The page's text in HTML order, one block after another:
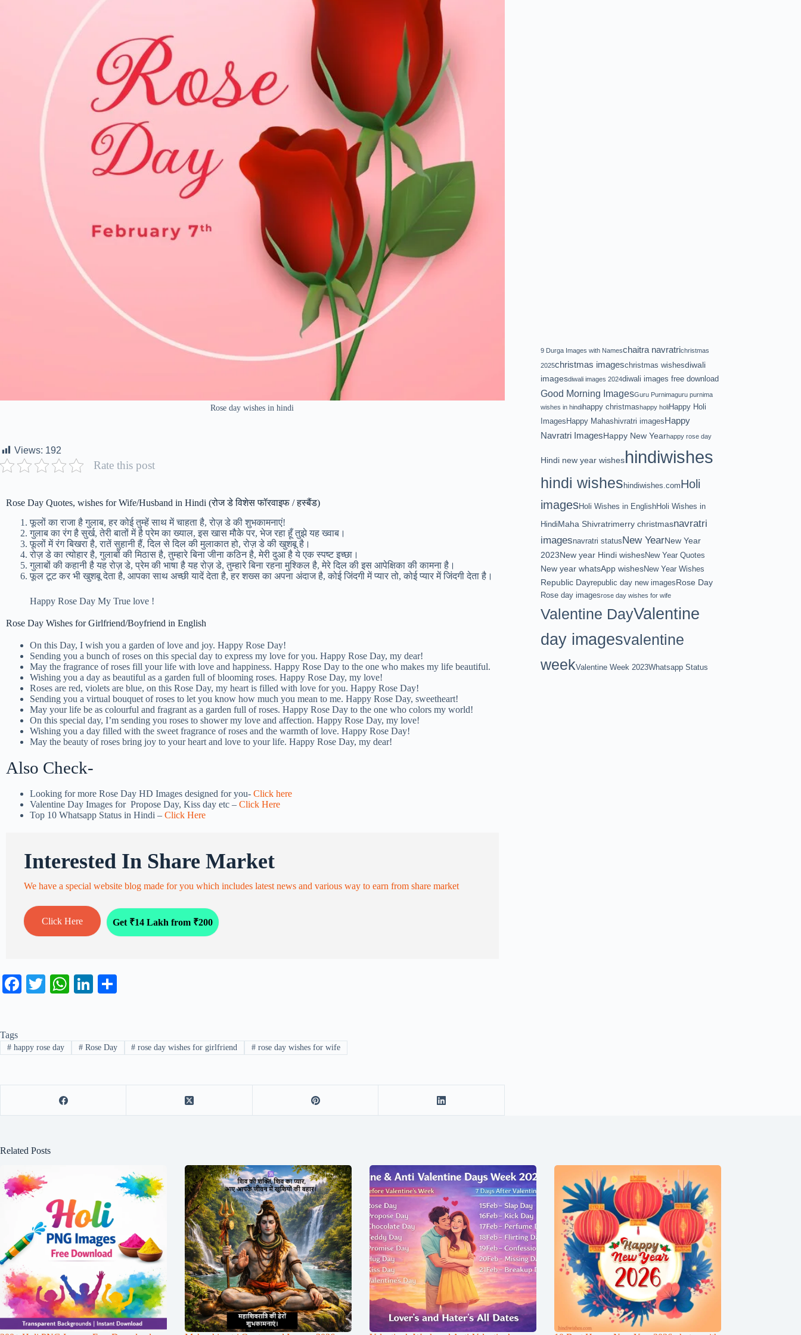
Rose day wishes in hindi
Views: 192
Rate this post
Rose Day Quotes, wishes for Wife/Husband in Hindi (रोज डे विशेस फॉरवाइफ / हस्बैंड)
फूलों का राजा है गुलाब, हर कोई तुम्हें साथ में चाहता है, रोज़ डे की शुभकामनाएं!
गुलाब का रंग है सुर्ख, तेरी बातों में है प्रेम का ख्याल, इस खास मौके पर, भेज रहा हूँ तुझे यह ख्वाब।
फूलों में रंग बिखरा है, रातें सुहानी हैं, दिल से दिल की मुलाकात हो, रोज़ डे की खुशबू है।
रोज़ डे का त्योहार है, गुलाबों की मिठास है, तुम्हारे बिना जीना कठिन है, मेरी दुआ है ये एक स्पष्ट इच्छा।
गुलाबों की कहानी है यह रोज़ डे, प्रेम की भाषा है यह रोज़ डे, तुम्हारे बिना रहना मुश्किल है, मेरे दिल की इस आपेक्षिका की कामना है।
फूल टूट कर भी खुशबू देता है, आपका साथ अच्छी यादें देता है, हर शख्स का अपना अंदाज है, कोई जिंदगी में प्यार तो, कोई प्यार में जिंदगी देता है।
Happy Rose Day My True love !
Rose Day Wishes for Girlfriend/Boyfriend in English
On this Day, I wish you a garden of love and joy. Happy Rose Day!
Sending you a bunch of roses on this special day to express my love for you. Happy Rose Day, my dear!
May the fragrance of roses fill your life with love and happiness. Happy Rose Day to the one who makes my life beautiful.
Wishing you a day as beautiful as a garden full of blooming roses. Happy Rose Day, my love!
Roses are red, violets are blue, on this Rose Day, my heart is filled with love for you. Happy Rose Day!
Sending you a virtual bouquet of roses to let you know how much you mean to me. Happy Rose Day, sweetheart!
May your life be as colourful and fragrant as a garden full of roses. Happy Rose Day to the one who colors my world!
On this special day, I’m sending you roses to shower my love and affection. Happy Rose Day, my love!
Wishing you a day filled with the sweet fragrance of roses and the warmth of love. Happy Rose Day!
May the beauty of roses bring joy to your heart and love to your life. Happy Rose Day, my dear!
Also Check-
Looking for more Rose Day HD Images designed for you- Click here
Valentine Day Images for Propose Day, Kiss day etc – Click Here
Top 10 Whatsapp Status in Hindi – Click Here
Interested In Share Market
We have a special website blog made for you which includes latest news and various way to earn from share market
Click Here Get ₹14 Lakh from ₹200
Fa
ok
T
r
W
A
pp
Li
In
Tags
#happy rose day #Rose Day # rose day wishes for girlfriend # rose day wishes for wife
9 Durga Images with Nameschaitra navratrichristmas
2025christmas imageschristmas wishesdiwali
imagesdiwali images 2024diwali images free download
Good Morning ImagesGuru Purnimaguru purnima
wishes in hindihappy christmashappy holiHappy Holi
Images Happy Mahashivratri imagesHappy
Navratri ImagesHappy New Yearhappy rose day
Hindi new year wisheshindiwishes
hindi wishes hindiwishes.comHoli
imagesHoli Wishes in EnglishHoli Wishes in
HindiMaha Shivratrimerry christmasnavratri
imagesnavratri statusNew YearNew Year
2023New year Hindi wishesNew Year Quotes
New year whatsApp wishesNew Year Wishes
Republic Dayrepublic day new imagesRose Day
Rose day imagesrose day wishes for wife
Valentine DayValentine
day imagesvalentine
weekValentine Week 2023Whatsapp Status
Related Posts